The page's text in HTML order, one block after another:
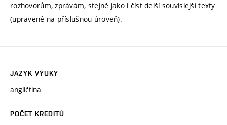
rozhovorům, zprávám, stejně jako i číst delší souvislejší texty
(upravené na příslušnou úroveň).
JAZYK VÝUKY
angličtina
POČET KREDITŮ